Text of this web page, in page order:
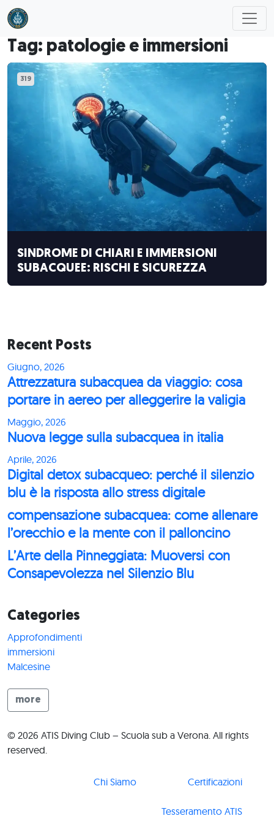
Skip to main content
Tag: patologie e immersioni
319
SINDROME DI CHIARI E IMMERSIONI
SUBACQUEE: RISCHI E SICUREZZA
Recent Posts
Giugno, 2026
Attrezzatura subacquea da viaggio: cosa
portare in aereo per alleggerire la valigia
Maggio, 2026
Nuova legge sulla subacquea in italia
Aprile, 2026
Digital detox subacqueo: perché il silenzio
blu è la risposta allo stress digitale
compensazione subacquea: come allenare
l’orecchio e la mente con il palloncino
L’Arte della Pinneggiata: Muoversi con
Consapevolezza nel Silenzio Blu
Categories
Approfondimenti
immersioni
Malcesine
more
© 2026 ATIS Diving Club – Scuola sub a Verona. All rights
reserved.
Chi Siamo Certificazioni
Tesseramento ATIS